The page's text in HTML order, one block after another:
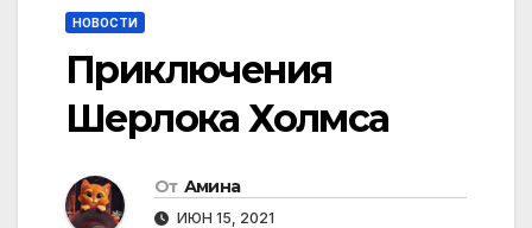
НОВОСТИ
Приключения
Шерлока Холмса
От Амина
ИЮН 15, 2021